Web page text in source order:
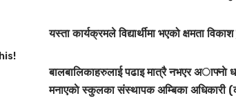
यस्ता कार्यक्रमले विद्यार्थीमा भएको क्षमता
बालबालिकाहरुलाई पढाइ मात्रै नभएर अाफ्नाे
मनाएकाे स्कुलका संस्थापक अम्बिका अधिकारी